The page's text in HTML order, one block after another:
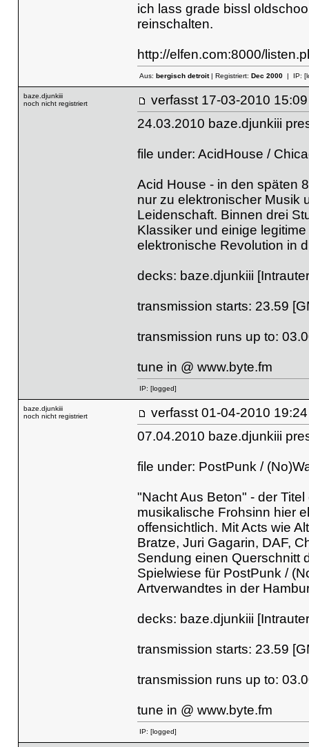
ich lass grade bissl
reinschalten.
http://elfen.com:8000/
Aus: bergisch detroit| Registriert: Dec 2000| IP:
baze.djunkiii
noch nicht registriert
verfasst 17-03-2010
24.03.2010 baze.djunkiii
file under: AcidHouse /
Acid House - in den späten
nur zu elektronischer Musik
Leidenschaft. Binnen drei
Klassiker und einige
elektronische Revolution in
decks: baze.djunkiii
transmission starts: 23.59
transmission runs up to:
tune in @ www.byte.fm
IP: [logged]
baze.djunkiii
noch nicht registriert
verfasst 01-04-2010
07.04.2010 baze.djunkiii
file under: PostPunk /
"Nacht Aus Beton" - der
musikalische Frohsinn hier
offensichtlich. Mit Acts wie
Bratze, Juri Gagarin, DAF,
Sendung einen Querschnitt
Spielwiese für PostPunk /
Artverwandtes in der
decks: baze.djunkiii
transmission starts: 23.59
transmission runs up to:
tune in @ www.byte.fm
IP: [logged]